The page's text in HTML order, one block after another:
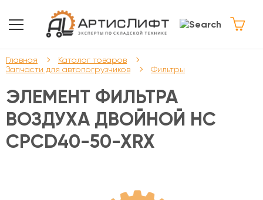
Главная
Каталог товаров
Запчасти для автопогрузчиков
Фильтры
ЭЛЕМЕНТ ФИЛЬТРА
ВОЗДУХА ДВОЙНОЙ HC
CPCD40-50-XRX